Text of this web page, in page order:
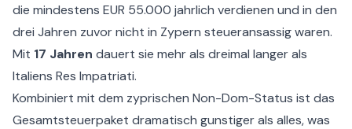
die mindestens EUR 55.000 jahrlich verdienen und in den
drei Jahren zuvor nicht in Zypern steueransassig waren.
Mit 17 Jahren dauert sie mehr als dreimal langer als
Italiens Res Impatriati.
Kombiniert mit dem zyprischen Non-Dom-Status ist das
Gesamtsteuerpaket dramatisch gunstiger als alles, was